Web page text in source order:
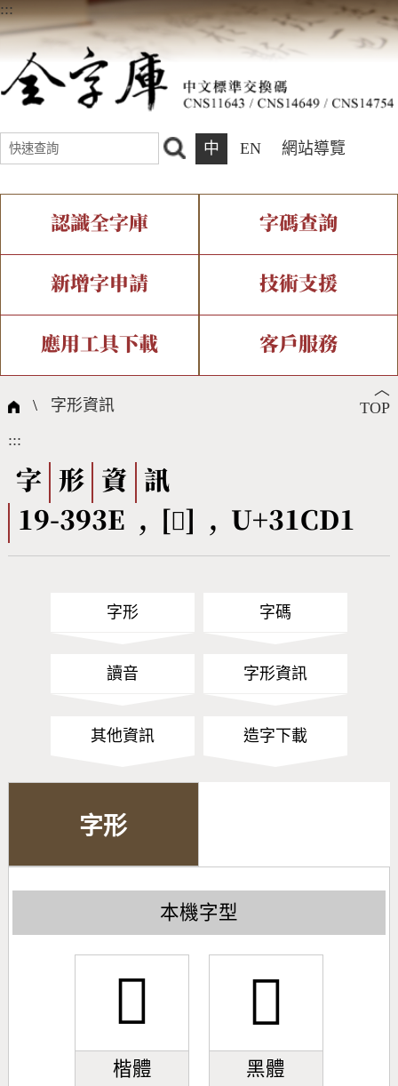
:::
中 EN 網站導覽
認識全字庫
全字庫介紹 全字庫現況
中文碼介紹 專有名詞介紹
國際字碼相關組織
字碼查詢
IDS查詢 部件查詢
複合查詢 注音查詢
筆畫查詢
筆順序查詢
CNS查詢 Unicode查詢
新增字申請
新字申請處理流程
技術支援
字形即時顯示 造字解決方案
全字庫授權 轉碼Web Service
應用工具下載
個人電腦造字處理工具
字形下載
客戶服務
問題集
熱門查詢統計
︿
TOP
\ 字形資訊
:::
字 形 資
訊
19-393E , [𱳑] , U+31CD1
字形 字碼
讀音 字形資訊
其他資訊 造字下載
字形
本機字型
𱳑
楷體
𱳑
黑體